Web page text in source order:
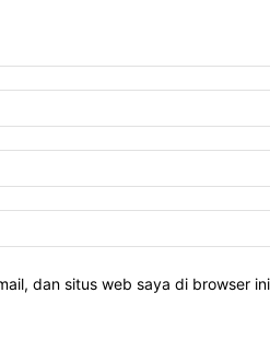
dan situs web saya di browser